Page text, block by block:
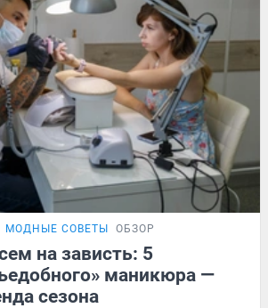
МОДНЫЕ СОВЕТЫ ОБЗОР
на зависть: 5
маникюра —
сезона